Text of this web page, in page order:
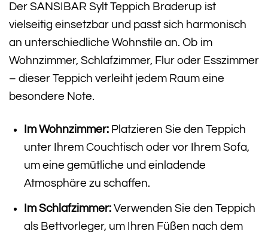
Der SANSIBAR Sylt Teppich Braderup ist
vielseitig einsetzbar und passt sich harmonisch
an unterschiedliche Wohnstile an. Ob im
Wohnzimmer, Schlafzimmer, Flur oder Esszimmer
– dieser Teppich verleiht jedem Raum eine
besondere Note.
Im Wohnzimmer:Platzieren Sie den Teppich
unter Ihrem Couchtisch oder vor Ihrem Sofa,
um eine gemütliche und einladende
Atmosphäre zu schaffen.
Im Schlafzimmer:Verwenden Sie den Teppich
als Bettvorleger, um Ihren Füßen nach dem